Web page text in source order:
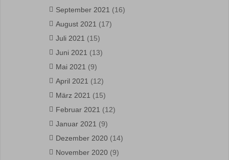
September 2021 (16)
August 2021 (17)
Juli 2021 (15)
Juni 2021 (13)
Mai 2021 (9)
April 2021 (12)
März 2021 (15)
Februar 2021 (12)
Januar 2021 (9)
Dezember 2020 (14)
November 2020 (9)